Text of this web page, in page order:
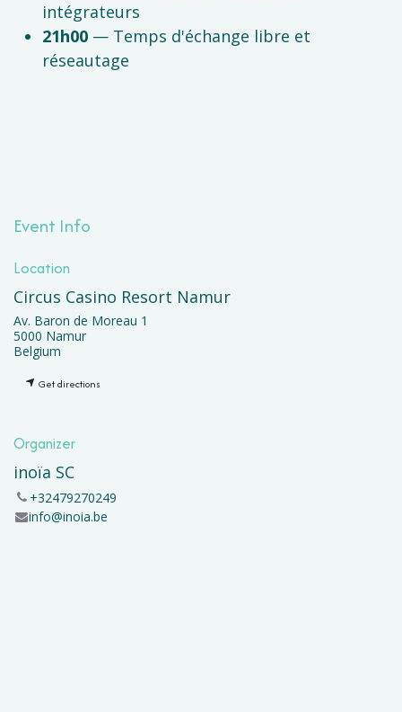
intégrateurs
21h00 — Temps d'échange libre et
réseautage
Event Info
Location
Circus Casino Resort Namur
Av. Baron de Moreau 1
5000 Namur
Belgium
Get directions
Organizer
inoïa SC
+32479270249
info@inoia.be